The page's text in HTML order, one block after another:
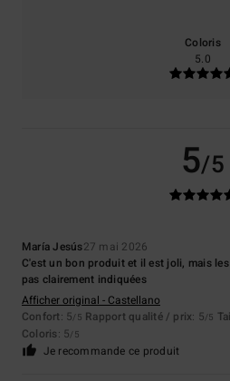
Coloris
5.0
5/5
María Jesús27 mai 2026
C'est un bon produit et il est joli, mais
pas clairement indiquées
Afficher original - Castellano
Confort: 5/5 Rapport qualité / prix: 5/5
Coloris: 5/5
Je recommande ce produit